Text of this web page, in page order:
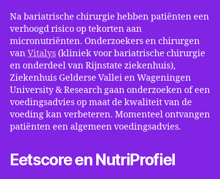
Na bariatrische chirurgie hebben patiënten een
verhoogd risico op tekorten aan
micronutriënten. Onderzoekers en chirurgen
van Vitalys (kliniek voor bariatrische chirurgie
en onderdeel van Rijnstate ziekenhuis),
Ziekenhuis Gelderse Vallei en Wageningen
University & Research gaan onderzoeken of een
voedingsadvies op maat de kwaliteit van de
voeding kan verbeteren. Momenteel ontvangen
patiënten een algemeen voedingsadvies.
Eetscore en NutriProfiel